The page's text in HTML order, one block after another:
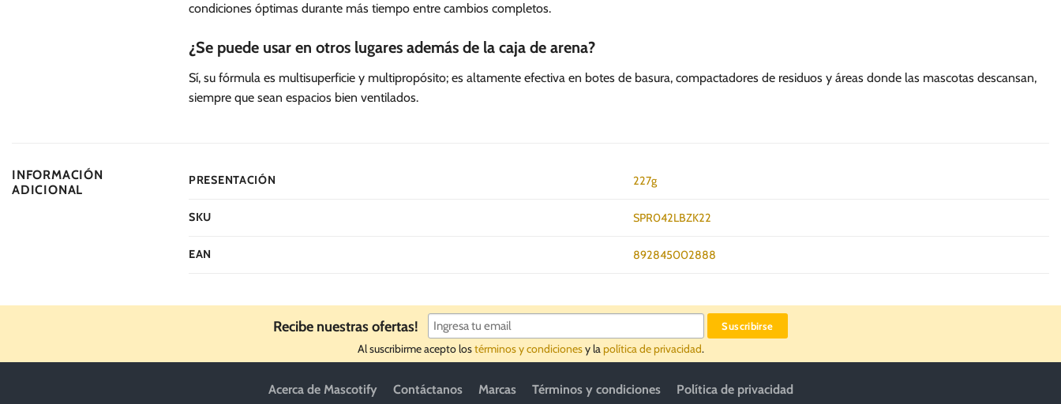
condiciones óptimas durante más tiempo entre cambios completos.
¿Se puede usar en otros lugares además de la caja de arena?
Sí, su fórmula es multisuperficie y multipropósito; es altamente efectiva en botes de basura, compactadores de residuos y áreas donde las mascotas descansan,
siempre que sean espacios bien ventilados.
INFORMACIÓN
ADICIONAL
PRESENTACIÓN 227g
SKU SPR042LBZK22
EAN 892845002888
Recibe nuestras ofertas!
Al suscribirme acepto lostérminos y condicionesy lapolítica de privacidad.
Acerca de Mascotify Contáctanos Marcas Términos y condiciones Política de privacidad